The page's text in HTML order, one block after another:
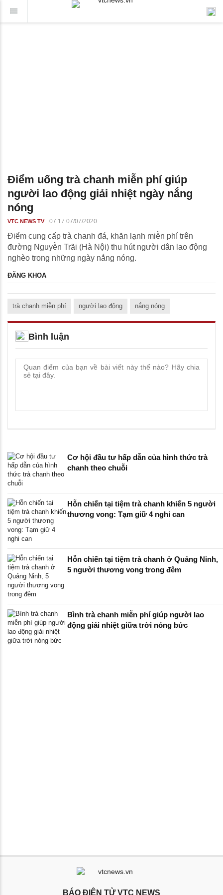
Điểm uống trà chanh miễn phí giúp
người lao động giải nhiệt ngày nắng
nóng
VTC NEWS TV 07:17 07/07/2020
Điểm cung cấp trà chanh đá, khăn lạnh miễn phí trên
đường Nguyễn Trãi (Hà Nội) thu hút người dân lao động
nghèo trong những ngày nắng nóng.
ĐĂNG KHOA
trà chanh miễn phí người lao động nắng nóng
Bình luận
Cơ hội đầu tư hấp dẫn của hình thức trà
chanh theo chuỗi
Hỗn chiến tại tiệm trà chanh khiến 5 người
thương vong: Tạm giữ 4 nghi can
Hỗn chiến tại tiệm trà chanh ở Quảng Ninh,
5 người thương vong trong đêm
Bình trà chanh miễn phí giúp người lao
động giải nhiệt giữa trời nóng bức
BÁO ĐIỆN TỬ VTC NEWS